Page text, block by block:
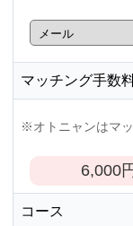
マッチング手数
※オトニャンはマ
6,000
コース